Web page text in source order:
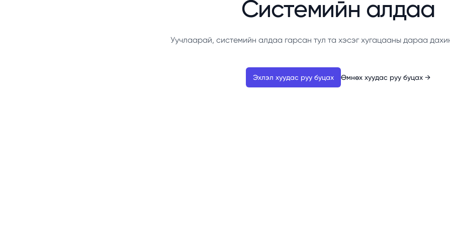
Системийн алдаа
Уучлаарай, системийн алдаа гарсан тул та хэсэг хугацааны дараа
Эхлэл хуудас руу буцах Өмнөх хуудас руу буцах →